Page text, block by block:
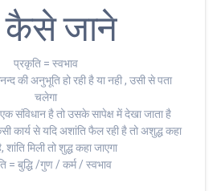
जाने
प्रकृति = स्वभाव
की अनुभूति हो रही है या नही , उसी से पता
चलेगा
एक संविधान है तो उसके सापेक्ष में देखा जाता है
कार्य से यदि अशांति फैल रही है तो अशुद्ध कहा
शांति मिली तो शुद्ध कहा जाएगा
= बुद्धि /गुण / कर्म / स्वभाव